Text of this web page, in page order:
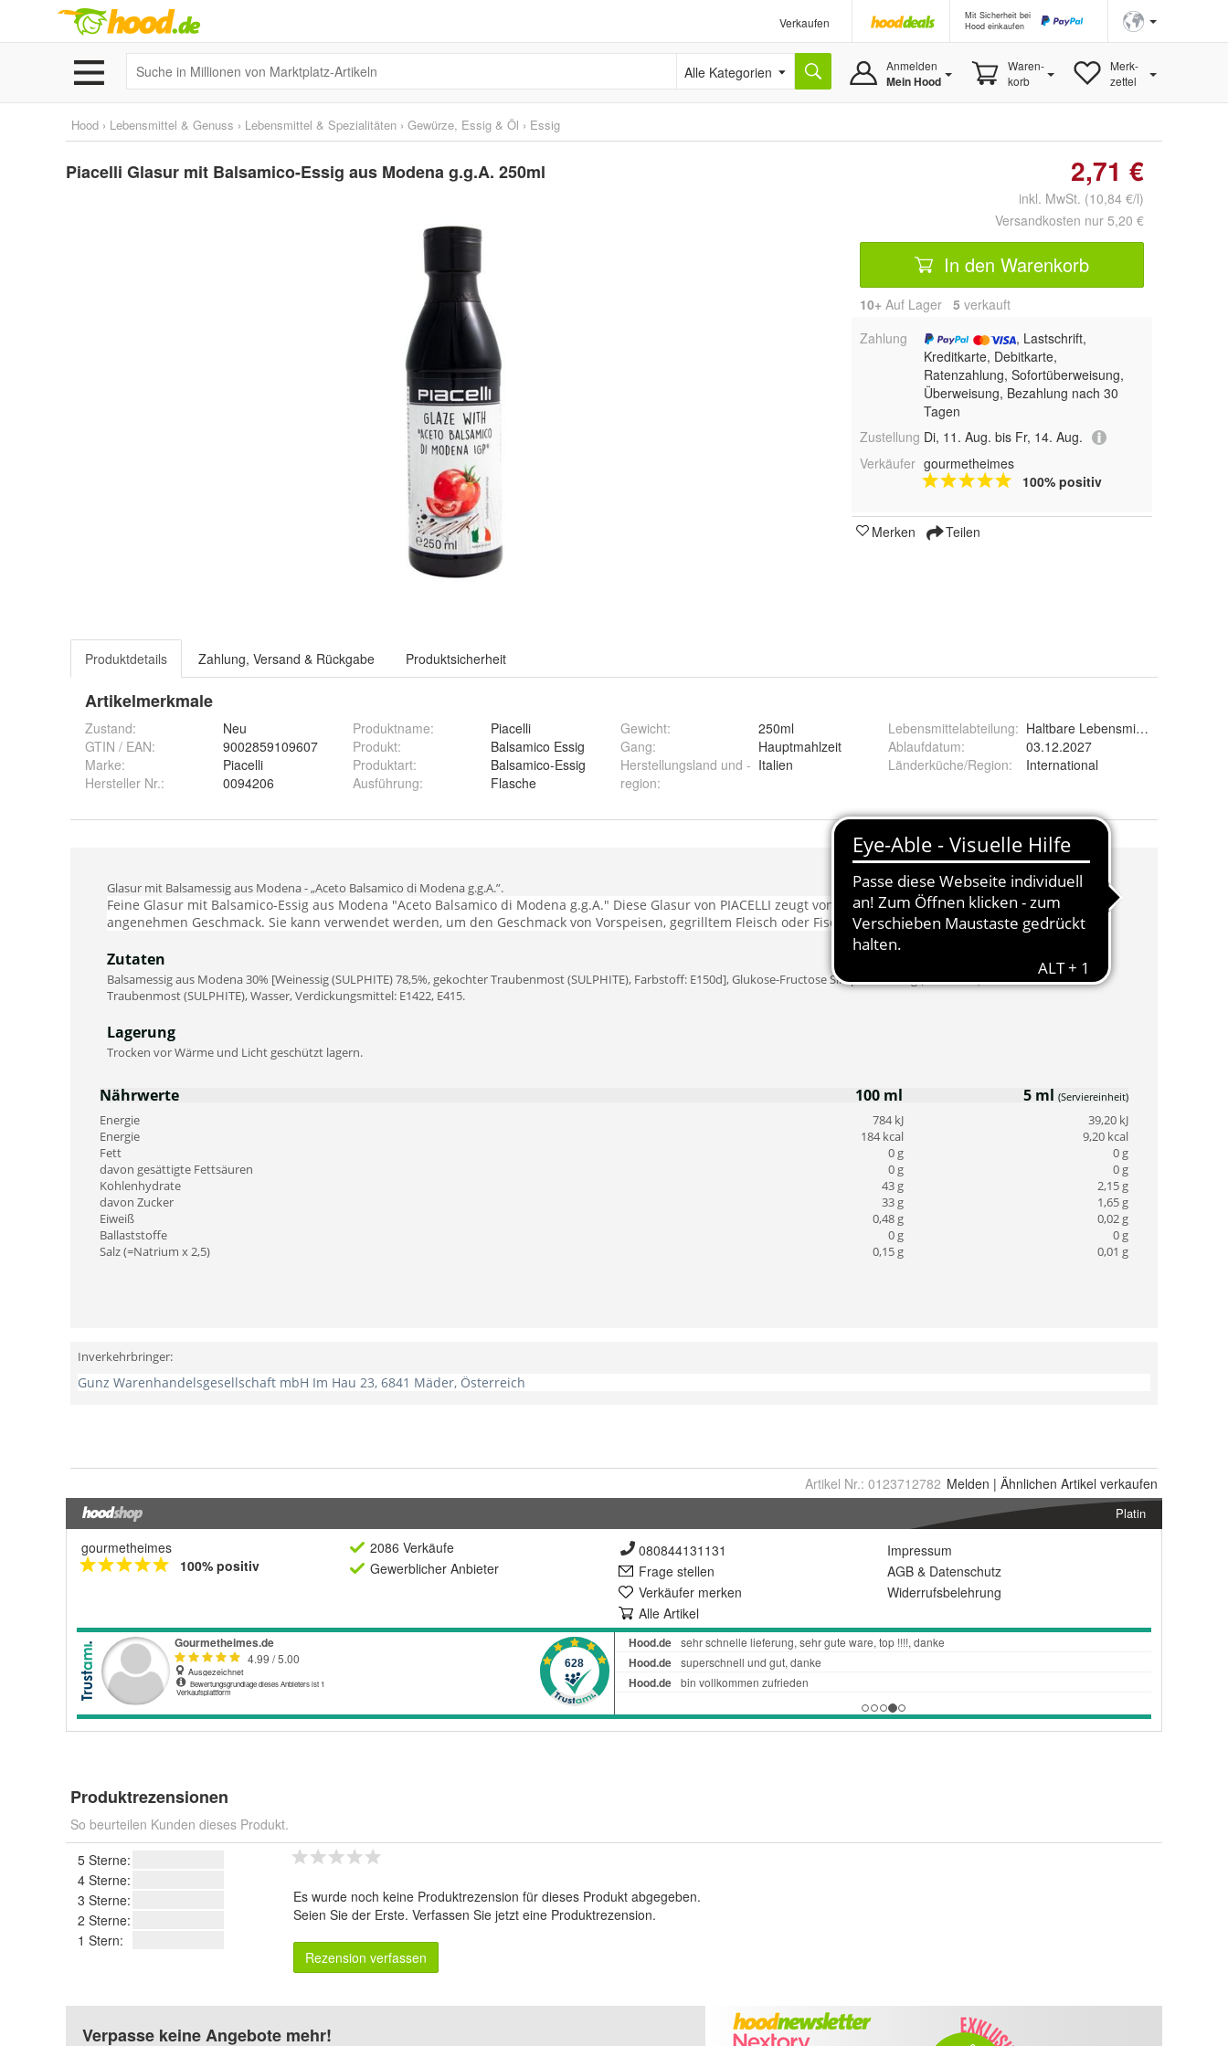
Verkaufen
Mit Sicherheit bei
Hood einkaufen
Alle Kategorien Anmelden
Mein Hood
Waren-
korb
Merk-
zettel
Hood › Lebensmittel & Genuss › Lebensmittel & Spezialitäten › Gewürze, Essig & Öl › Essig
Piacelli Glasur mit Balsamico-Essig aus Modena g.g.A. 250ml 2,71 €
inkl. MwSt. (10,84 €/l)
Versandkosten nur 5,20 €
In den Warenkorb
10+ Auf Lager 5 verkauft
Zahlung
, Lastschrift,
Kreditkarte, Debitkarte,
Ratenzahlung, Sofortüberweisung,
Überweisung, Bezahlung nach 30
Tagen
Zustellung Di, 11. Aug. bis Fr, 14. Aug.
Verkäufer gourmetheimes
100% positiv
Merken Teilen
Produktdetails Zahlung, Versand & Rückgabe Produktsicherheit
Artikelmerkmale
Zustand:
Neu
GTIN / EAN:
9002859109607
Marke:
Piacelli
Hersteller Nr.:
0094206
Produktname:
Piacelli
Produkt:
Balsamico Essig
Produktart:
Balsamico-Essig
Ausführung: Flasche
Gewicht:
250ml
Gang:
Hauptmahlzeit
Herstellungsland und -
region:
Italien
Lebensmittelabteilung: Haltbare Lebensmittel
Ablaufdatum:
03.12.2027
Länderküche/Region: International
Artikel Nr.: 0123712782 Melden | Ähnlichen Artikel verkaufen
Platin
gourmetheimes
100% positiv
2086 Verkäufe
Gewerblicher Anbieter
080844131131
Frage stellen
Verkäufer merken
Alle Artikel
Impressum
AGB & Datenschutz
Widerrufsbelehrung
Produktrezensionen
So beurteilen Kunden dieses Produkt.
5 Sterne:
4 Sterne:
3 Sterne:
2 Sterne:
1 Stern:
Es wurde noch keine Produktrezension für dieses Produkt abgegeben.
Seien Sie der Erste. Verfassen Sie jetzt eine Produktrezension.
Rezension verfassen
Verpasse keine Angebote mehr!